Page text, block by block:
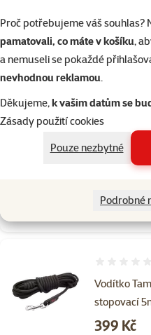
Proč potřebujeme váš souhlas?
pamatovali, co máte v košíku,
a nemuseli se pokaždé
nevhodnou reklamou.
Děkujeme,k vašim datům se
Zásady použití cookies
Pouze nezbytné
Podrobné
Vodítko
lanové
2,5m 8-50kg
červené
Hodnocení
Cena
589 Kč
Vodítko
stopovací
Hodnocení
Cena
399 Kč